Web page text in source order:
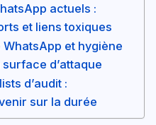
actuels :
et liens toxiques
et hygiène
d’attaque
d’audit :
sur la durée